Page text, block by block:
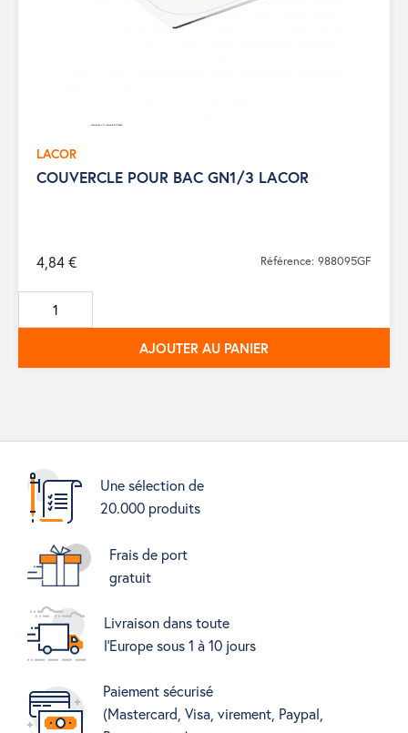
LACOR
COUVERCLE POUR BAC GN1/3 LACOR
4,84 € Référence: 988095GF
AJOUTER AU PANIER
Une sélection de
20.000 produits
Frais de port
gratuit
Livraison dans toute
l'Europe sous 1 à 10 jours
Paiement sécurisé
(Mastercard, Visa, virement, Paypal,